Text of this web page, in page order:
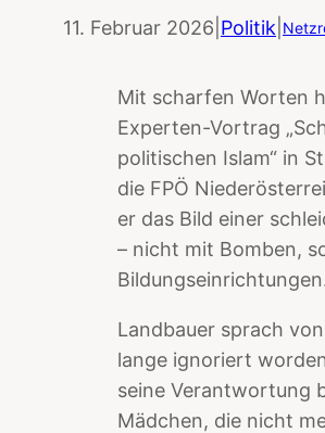
11. Februar 2026 Politik
Mit scharfen Worten
Experten-Vortrag
politischen Islam“ in
die FPÖ
er das Bild einer
– nicht mit Bomben,
Landbauer sprach
lange ignoriert
seine Verantwortung
Mädchen, die nicht